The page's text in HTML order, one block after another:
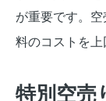
が重要です。
料のコストを上
特別空売